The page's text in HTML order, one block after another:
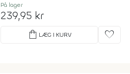
På lager
239,95 kr
shopping_bag LÆG I KURV favorite